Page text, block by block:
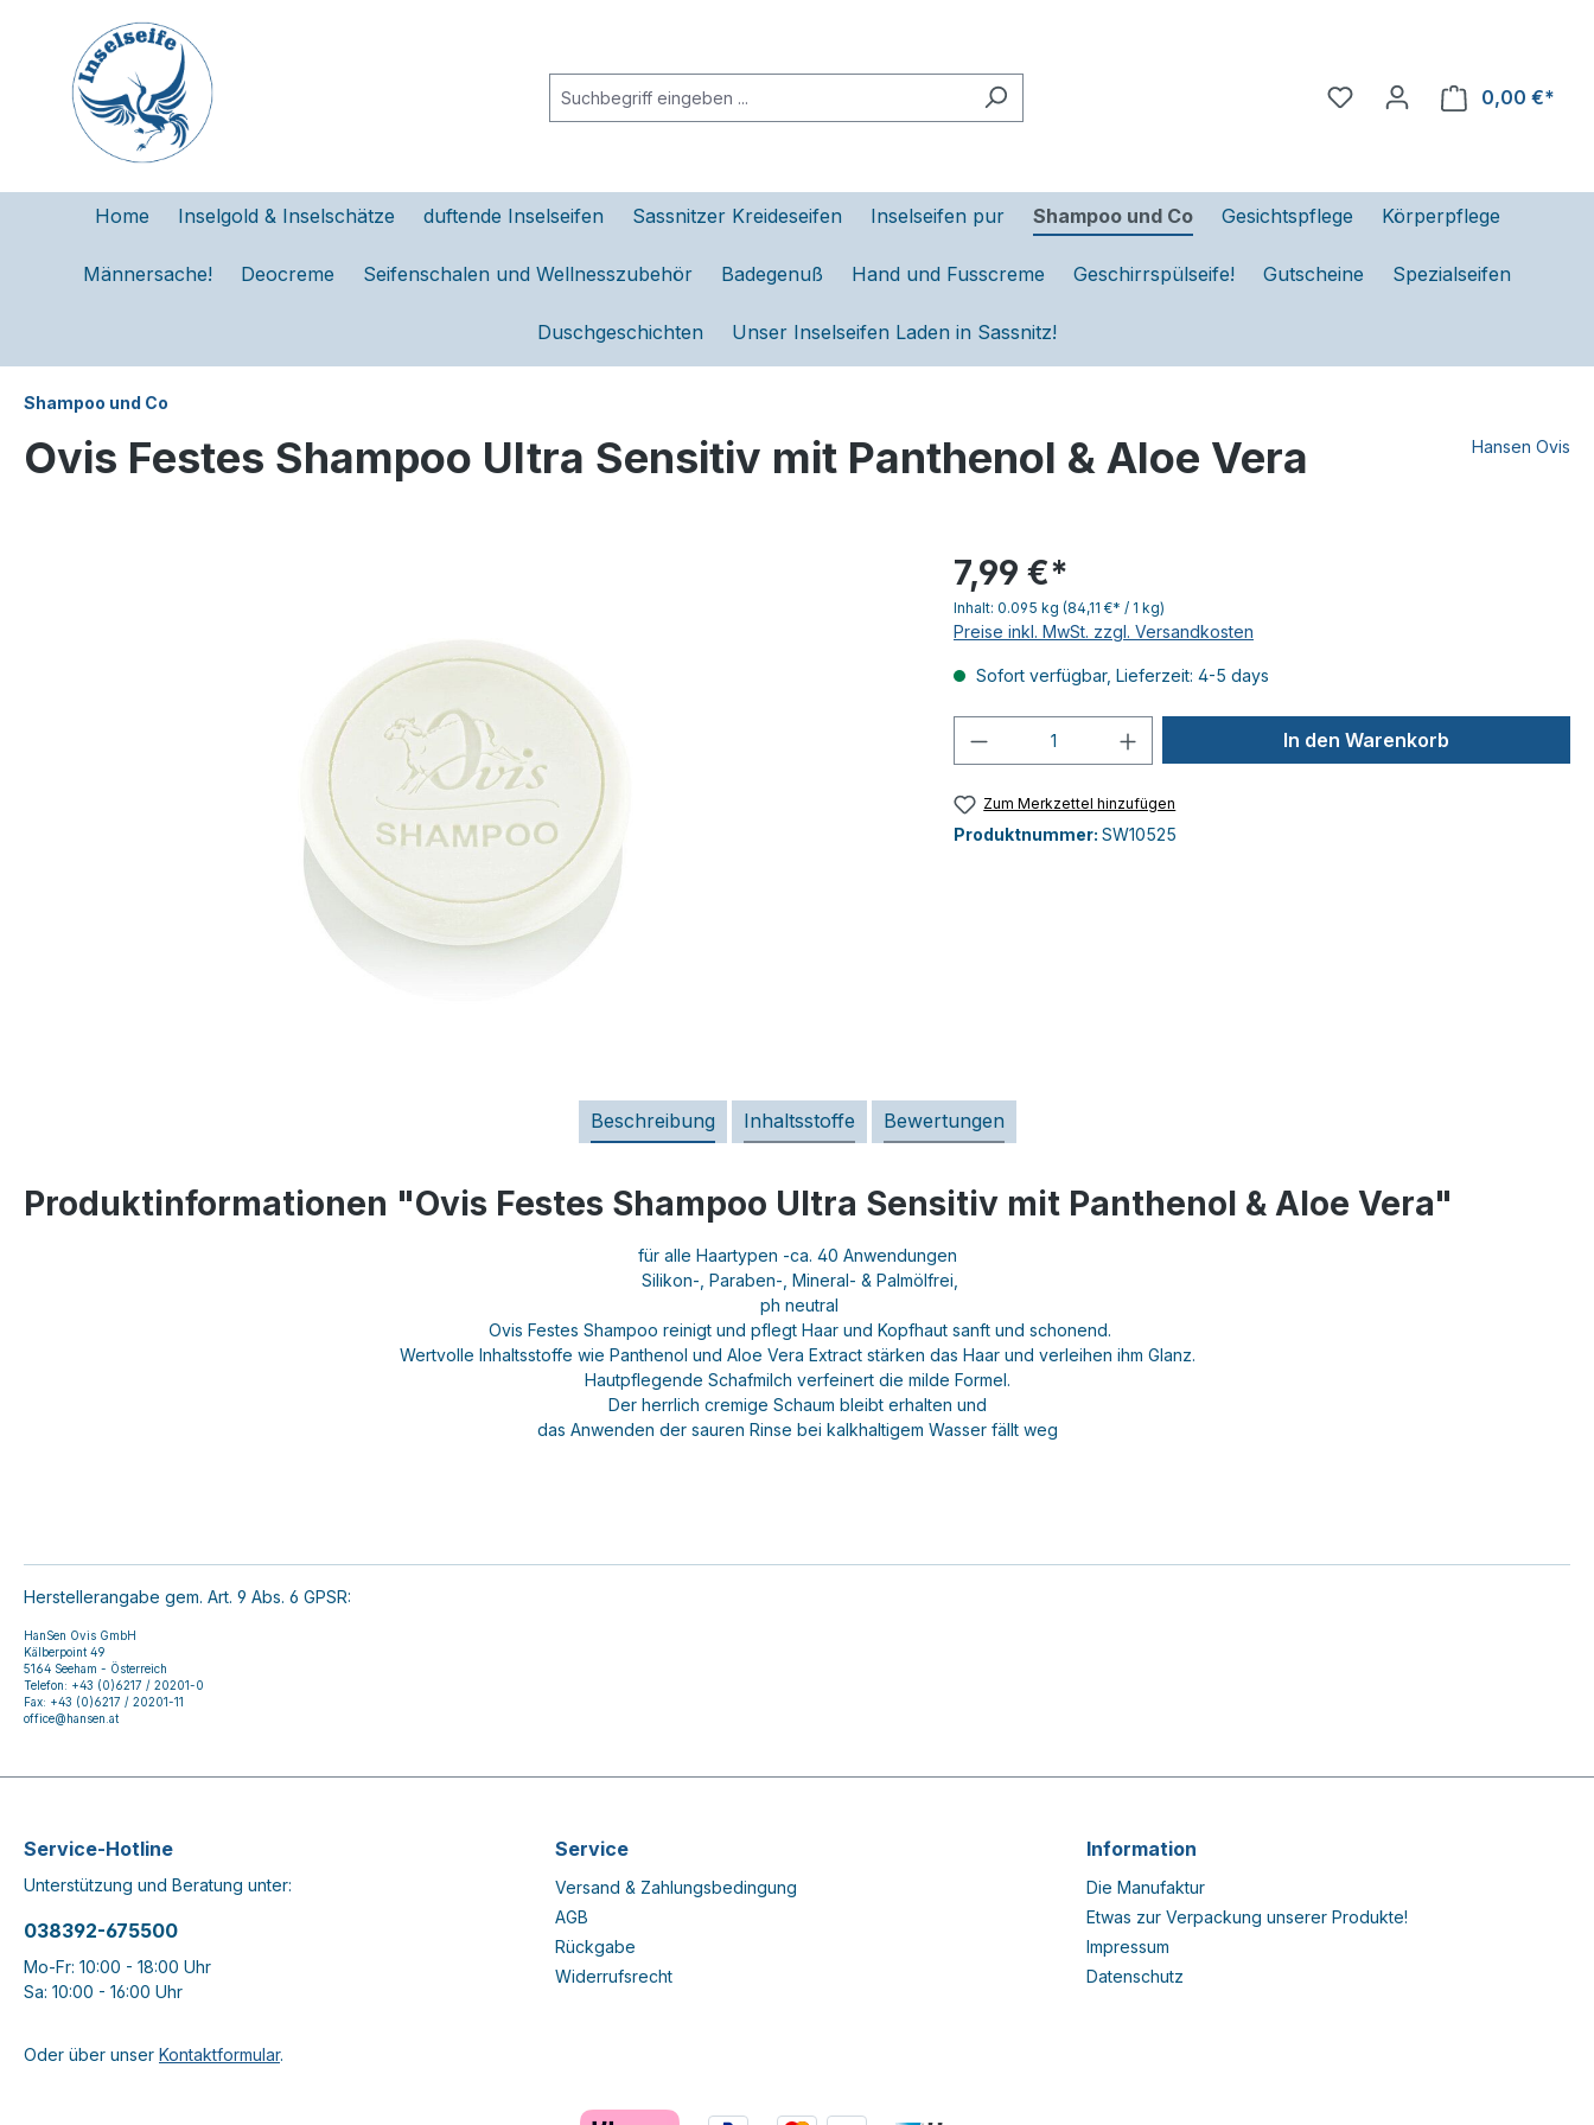
Zur Hauptnavigation springen
0,00 €*
Home Inselgold & Inselschätze duftende Inselseifen Sassnitzer Kreideseifen Inselseifen pur Shampoo und Co Gesichtspflege Körperpflege
Männersache! Deocreme Seifenschalen und Wellnesszubehör Badegenuß Hand und Fusscreme Geschirrspülseife! Gutscheine Spezialseifen
Duschgeschichten Unser Inselseifen Laden in Sassnitz!
Shampoo und Co
Ovis Festes Shampoo Ultra Sensitiv mit Panthenol & Aloe Vera Hansen Ovis
7,99 €*
Inhalt: 0.095 kg (84,11 €* / 1 kg)
Preise inkl. MwSt. zzgl. Versandkosten
Sofort verfügbar, Lieferzeit: 4-5 days
Produkt Anzahl: Gib den gewünschten Wert
In den Warenkorb
Zum Merkzettel hinzufügen
Produktnummer: SW10525
Beschreibung Inhaltsstoffe Bewertungen
Produktinformationen "Ovis Festes Shampoo Ultra Sensitiv mit Panthenol & Aloe Vera"
für alle Haartypen -ca. 40 Anwendungen
Silikon-, Paraben-, Mineral- & Palmölfrei,
ph neutral
Ovis Festes Shampoo reinigt und pflegt Haar und Kopfhaut sanft und schonend.
Wertvolle Inhaltsstoffe wie Panthenol und Aloe Vera Extract stärken das Haar und verleihen ihm Glanz.
Hautpflegende Schafmilch verfeinert die milde Formel.
Der herrlich cremige Schaum bleibt erhalten und
das Anwenden der sauren Rinse bei kalkhaltigem Wasser fällt weg
Herstellerangabe gem. Art. 9 Abs. 6 GPSR:
HanSen Ovis GmbH
Kälberpoint 49
5164 Seeham - Österreich
Telefon: +43 (0)6217 / 20201-0
Fax: +43 (0)6217 / 20201-11
office@hansen.at
Service-Hotline
Unterstützung und Beratung unter:
038392-675500
Mo-Fr: 10:00 - 18:00 Uhr
Sa: 10:00 - 16:00 Uhr
Oder über unser Kontaktformular.
Service
Versand & Zahlungsbedingung
AGB
Rückgabe
Widerrufsrecht
Information
Die Manufaktur
Etwas zur Verpackung unserer Produkte!
Impressum
Datenschutz